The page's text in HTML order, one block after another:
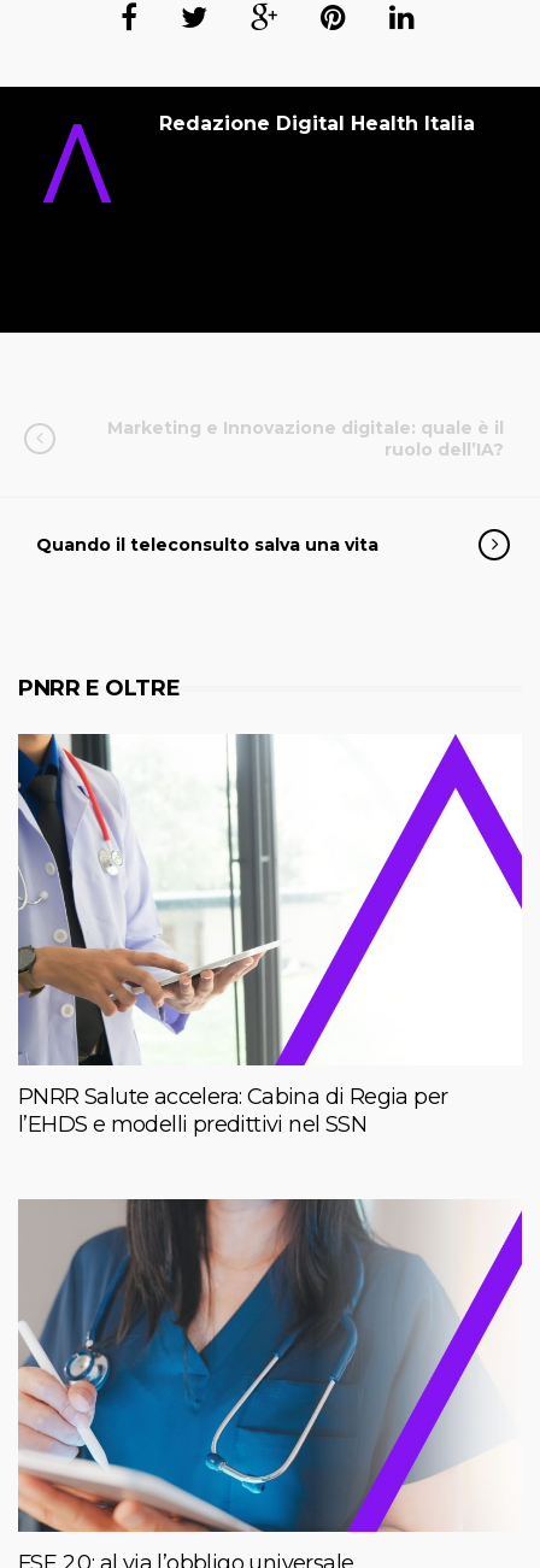
Redazione Digital Health Italia
Marketing e Innovazione digitale: quale è il
ruolo dell’IA?
Quando il teleconsulto salva una vita
PNRR E OLTRE
PNRR Salute accelera: Cabina di Regia per
l’EHDS e modelli predittivi nel SSN